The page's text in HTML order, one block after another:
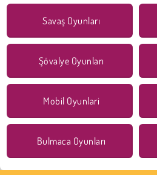
Savaş Oyunları
Şövalye Oyunları
Mobil Oyunlari
Bulmaca Oyunları